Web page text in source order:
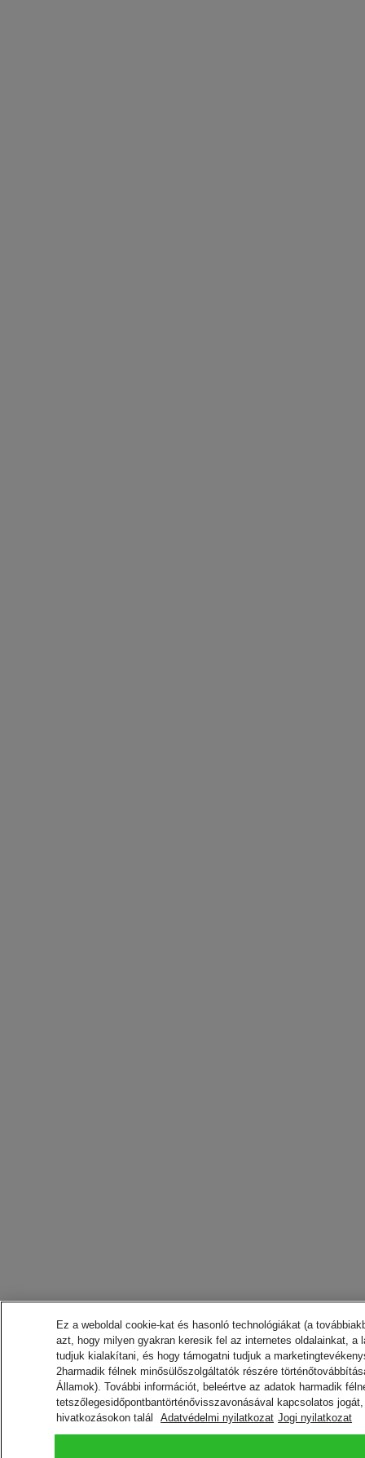
Ez a weboldal cookie-kat és hasonló technológiákat (a
azt, hogy milyen gyakran keresik fel az internetes oldalainkat,
tudjuk kialakítani, és hogy támogatni tudjuk a
2harmadik félnek minősülőszolgáltatók részére
Államok). További információt, beleértve az adatok harmadik
tetszőlegesidőpontbantörténővisszavonásával kapcsolatos
hivatkozásokon talál
Adatvédelmi nyilatkozat Jogi nyilatkozat